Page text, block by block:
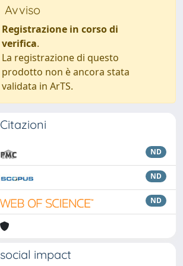
Avviso
Registrazione in corso di
verifica.
La registrazione di questo
prodotto non è ancora stata
validata in ArTS.
Citazioni
ND
ND
ND
social impact